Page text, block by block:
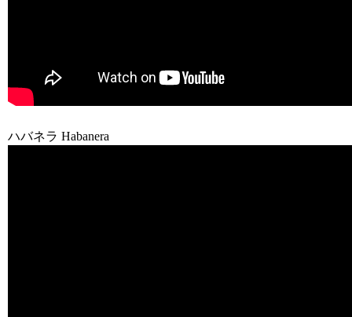
ハバネラ Habanera